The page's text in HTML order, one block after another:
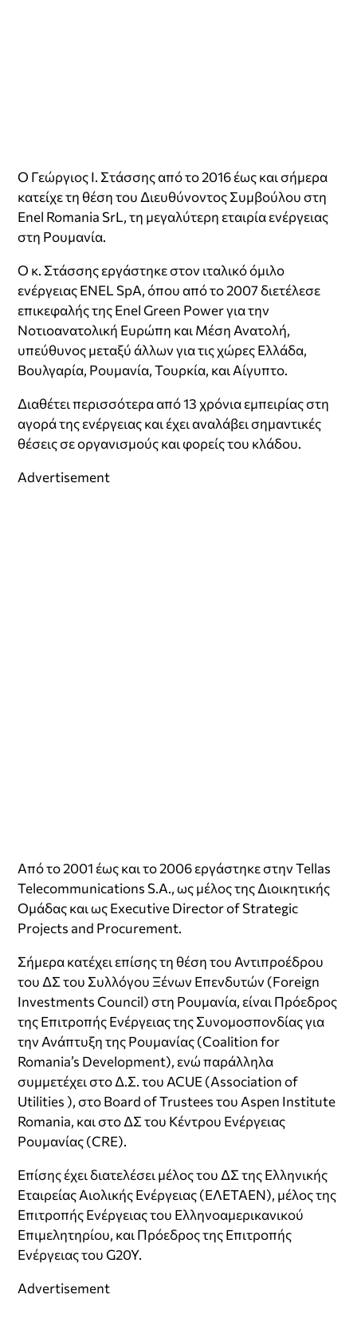
O Γεώργιος Ι. Στάσσης από το 2016 έως και σήμερα
κατείχε τη θέση του Διευθύνοντος Συμβούλου στη
Εnel Romania SrL, τη μεγαλύτερη εταιρία ενέργειας
στη Ρουμανία.
Ο κ. Στάσσης εργάστηκε στον ιταλικό όμιλο
ενέργειας ENEL SpA, όπου από το 2007 διετέλεσε
επικεφαλής της Εnel Green Power για την
Νοτιοανατολική Ευρώπη και Μέση Ανατολή,
υπεύθυνος μεταξύ άλλων για τις χώρες Ελλάδα,
Βουλγαρία, Ρουμανία, Τουρκία, και Αίγυπτο.
Διαθέτει περισσότερα από 13 χρόνια εμπειρίας στη
αγορά της ενέργειας και έχει αναλάβει σημαντικές
θέσεις σε οργανισμούς και φορείς του κλάδου.
Advertisement
Από το 2001 έως και το 2006 εργάστηκε στην Tellas
Telecommunications S.A., ως μέλος της Διοικητικής
Ομάδας και ως Executive Director of Strategic
Projects and Procurement.
Σήμερα κατέχει επίσης τη θέση του Αντιπροέδρου
του ΔΣ του Συλλόγου Ξένων Επενδυτών (Foreign
Investments Council) στη Ρουμανία, είναι Πρόεδρος
της Επιτροπής Ενέργειας της Συνομοσπονδίας για
την Ανάπτυξη της Ρουμανίας (Coalition for
Romania’s Development), ενώ παράλληλα
συμμετέχει στο Δ.Σ. του ACUE (Association of
Utilities ), στο Board of Trustees του Αspen Institute
Romania, και στο ΔΣ του Κέντρου Ενέργειας
Ρουμανίας (CRE).
Επίσης έχει διατελέσει μέλος του ΔΣ της Ελληνικής
Εταιρείας Αιολικής Ενέργειας (ΕΛΕΤΑΕΝ), μέλος της
Επιτροπής Ενέργειας του Ελληνοαμερικανικού
Επιμελητηρίου, και Πρόεδρος της Επιτροπής
Ενέργειας του G20Y.
Advertisement